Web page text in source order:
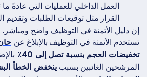
العمل الداخلي للعمليات التي عادةً ما
القرار مثل توقيعات الطلبات وتقديم
إن دليل الأتمتة في التوظيف واضح ومباشر.
تستخدم الأتمتة في التوظيف بالإبلاغ عن حان
تخفيضات الحجم بنسبة تصل إلى 40٪
المرشحين الغائبين بسببينخفض الخطأ